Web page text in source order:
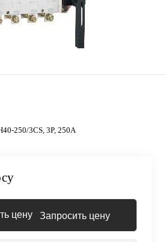
250/3CS, 3P, 250А
Запросить цену